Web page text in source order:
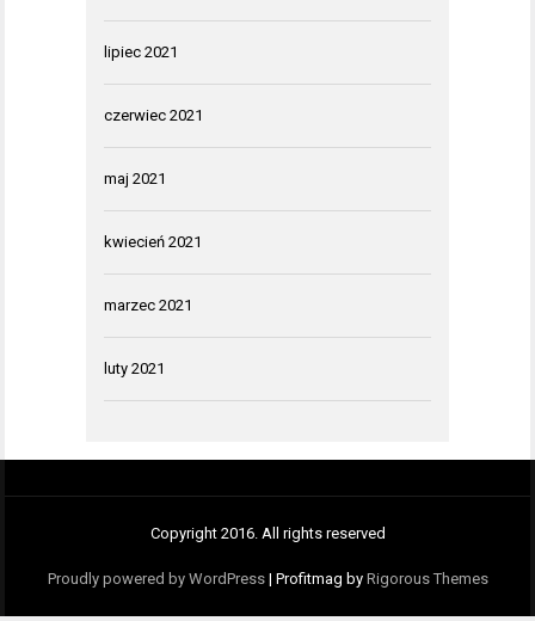
lipiec 2021
czerwiec 2021
maj 2021
kwiecień 2021
marzec 2021
luty 2021
Copyright 2016. All rights reserved
Proudly powered by WordPress | Profitmag by Rigorous Themes